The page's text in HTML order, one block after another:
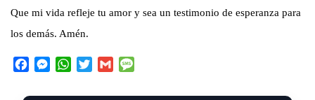
Que mi vida refleje tu amor y sea un testimonio de esperanza para
los demás. Amén.
c
M
s
W
a
i
G
a
s